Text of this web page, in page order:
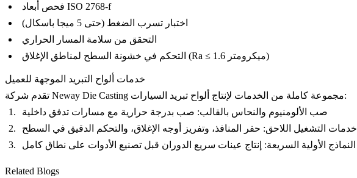
فحص أبعاد ISO 2768-f
اختبار تسرب الضغط (حتى 5 ميجا باسكال)
التحقق من سلامة المسار الحراري
التحكم في خشونة السطح لمناطق الإغلاق (Ra ≤ 1.6 ميكرومتر)
خدمات ألواح التبريد الموجهة للعميل
تقدم شركة Neway Die Casting مجموعة كاملة من الخدمات لإنتاج ألواح تبريد السيارات:
صب الألومنيوم والنحاس بالقالب: صب بدرجة حرارية مع مسارات تدفق داخلية
خدمات التشغيل اللاحق: حفر المنافذ، وتفريز أوجه الإغلاق، والتحكم الدقيق في السطح
النماذج الأولية السريعة: إنتاج عينات سريع الدوران قبل تصنيع الأدوات على نطاق كامل
Related Blogs